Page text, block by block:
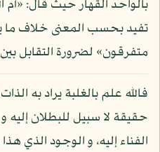
بالواحد القهار حيث قال: «أم
تفيد بحسب المعنى خلاف ما
متفرقون» لضرورة التقابل بين
فالله علم بالغلبة يراد به
حقيقة لا سبيل للبطلان إليه
الفناء إليه، و الوجود الذي